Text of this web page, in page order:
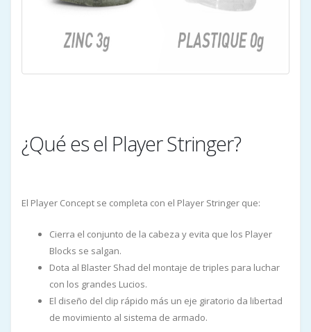
¿Qué es el Player Stringer?
El Player Concept se completa con el Player Stringer que:
Cierra el conjunto de la cabeza y evita que los Player
Blocks se salgan.
Dota al Blaster Shad del montaje de triples para luchar
con los grandes Lucios.
El diseño del clip rápido más un eje giratorio da libertad
de movimiento al sistema de armado.